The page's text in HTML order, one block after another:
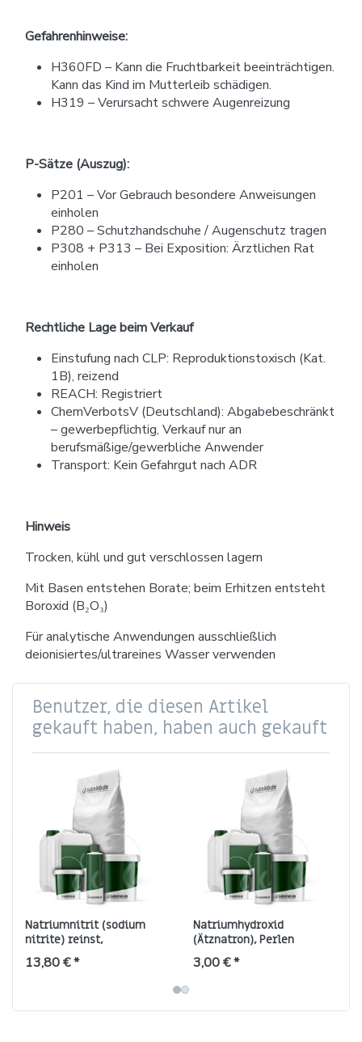
Gefahrenhinweise:
H360FD – Kann die Fruchtbarkeit beeinträchtigen.
Kann das Kind im Mutterleib schädigen.
H319 – Verursacht schwere Augenreizung
P-Sätze (Auszug):
P201 – Vor Gebrauch besondere Anweisungen
einholen
P280 – Schutzhandschuhe / Augenschutz tragen
P308 + P313 – Bei Exposition: Ärztlichen Rat
einholen
Rechtliche Lage beim Verkauf
Einstufung nach CLP: Reproduktionstoxisch (Kat.
1B), reizend
REACH: Registriert
ChemVerbotsV (Deutschland): Abgabebeschränkt
– gewerbepflichtig, Verkauf nur an
berufsmäßige/gewerbliche Anwender
Transport: Kein Gefahrgut nach ADR
Hinweis
Trocken, kühl und gut verschlossen lagern
Mit Basen entstehen Borate; beim Erhitzen entsteht
Boroxid (B₂O₃)
Für analytische Anwendungen ausschließlich
deionisiertes/ultrareines Wasser verwenden
Benutzer, die diesen Artikel
gekauft haben, haben auch gekauft
Natriumnitrit (sodium
nitrite) reinst,
gewerbepflichtig,
13,80 € *
Natriumhydroxid
(Ätznatron), Perlen
3,00 € *